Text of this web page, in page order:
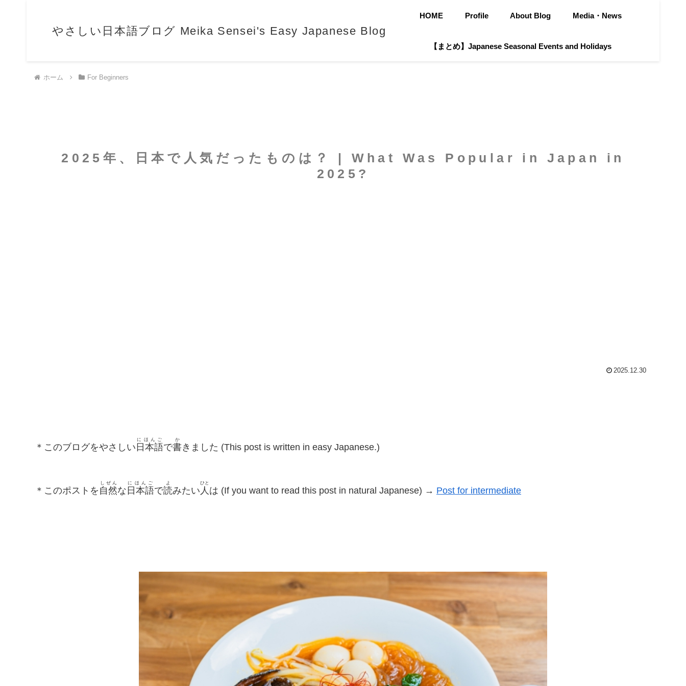
やさしい日本語ブログ Meika Sensei's Easy Japanese Blog
HOME Profile About Blog Media・News
【まとめ】Japanese Seasonal Events and Holidays
ホーム For Beginners
2025年、日本で人気だったものは？ | What Was Popular in Japan in
2025?
2025.12.30
＊このブログをやさしい 日本語
にほんご
で書
か
きました (This post is written in easy Japanese.)
＊このポストを 自然
しぜん
な 日本語
にほんご
で読
よ
みたい 人
ひと
は (If you want to read this post in natural Japanese) → Post for intermediate